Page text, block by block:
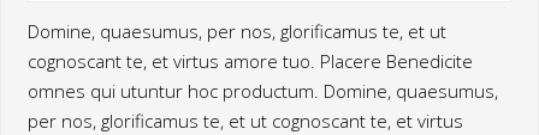
Domine, quaesumus, per nos, glorificamus te, et ut
cognoscant te, et virtus amore tuo. Placere Benedicite
omnes qui utuntur hoc productum. Domine, quaesumus,
per nos, glorificamus te, et ut cognoscant te, et virtus